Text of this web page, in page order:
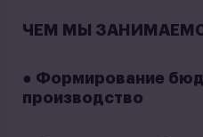
Ч ЕМ МЫ
● Формирование
производство